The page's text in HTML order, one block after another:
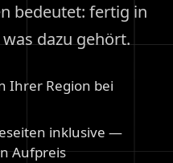
bedeutet: fertig in
dazu gehört.
Ihrer Region bei
inklusive —
Aufpreis